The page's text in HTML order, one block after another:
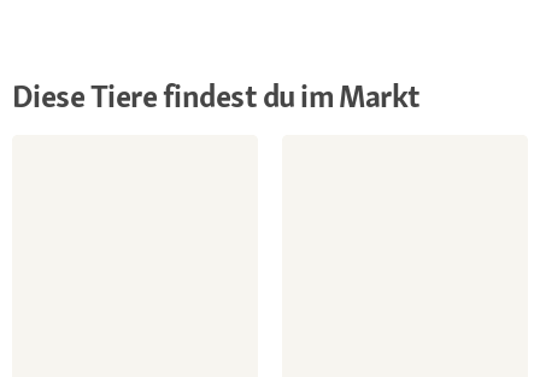
Diese Tiere findest du im Markt